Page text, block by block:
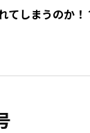
てしまうのか